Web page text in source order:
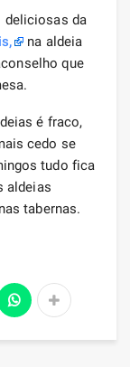
deliciosas da
na aldeia
que
é fraco,
cedo se
tudo fica
aldeias
nas tabernas.